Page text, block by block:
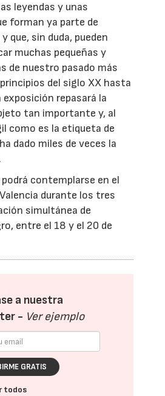
leyendas y unas
forman ya parte de
que, sin duda, pueden
muchas pequeñas y
de nuestro pasado más
del siglo XX hasta
repasará la
tan importante y, al
como es la etiqueta de
dado miles de veces la
contemplarse en el
durante los tres
simultánea de
entre el 18 y el 20 de
a nuestra
- Ver ejemplo
GRATIS
todos